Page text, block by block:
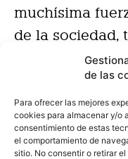
de las
Para ofrecer las mejores
cookies para almacenar y/o
consentimiento de estas
el comportamiento de
sitio. No consentir o retirar
muchísima
de la sociedad,
modelos de
como con
momento en el
considera ya
ni mucho